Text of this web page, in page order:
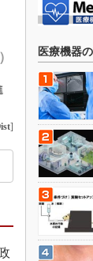
]
医療機器